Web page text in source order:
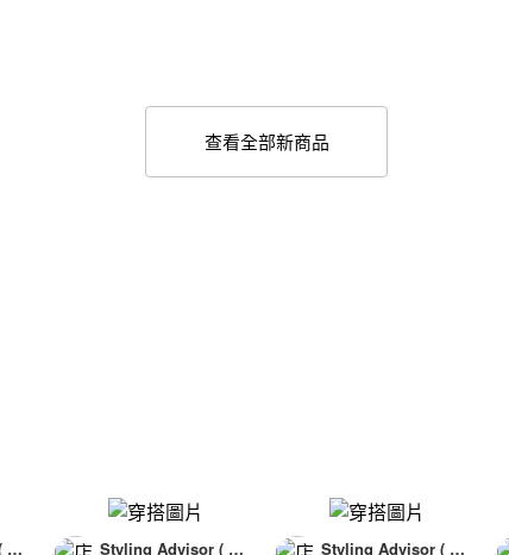
查看全部新商品
F
Styling Advisor ( F
Styling Advisor ( F